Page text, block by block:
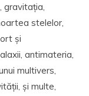
gravitația,
stelelor,
și
antimateria,
multivers,
și multe,